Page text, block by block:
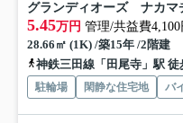
グランディオーズ ナカマ
5.45万円 管理/共益費4,100
28.66㎡ (1K) /築15年 /2階建
神鉄三田線「田尾寺」駅 徒
駐輪場 閑静な住宅地 バ